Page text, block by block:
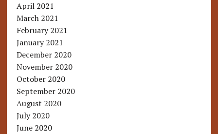
April 2021
March 2021
February 2021
January 2021
December 2020
November 2020
October 2020
September 2020
August 2020
July 2020
June 2020